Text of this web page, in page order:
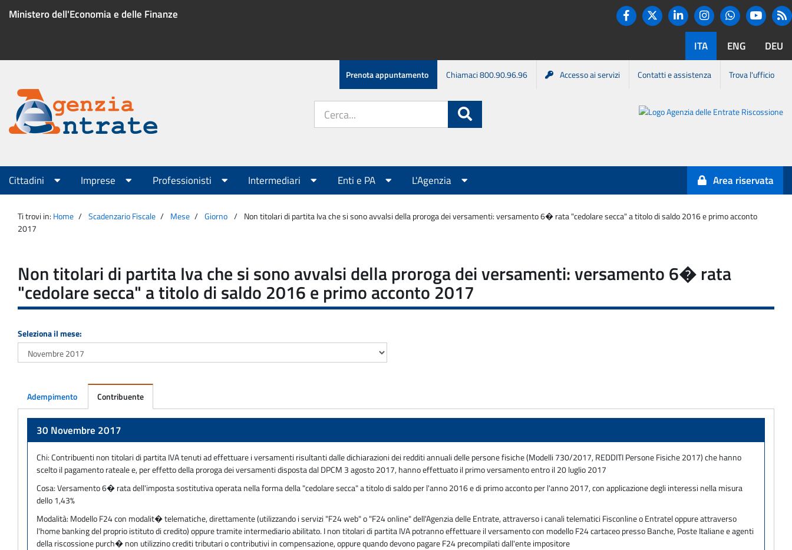
Ministero dell'Economia e delle Finanze
Twitter
LinkedinInstagram
ITA ENG DEU
Menu
servizio
Prenota appuntamento Chiamaci 800.90.96.96 Accesso ai servizi Contatti e assistenza Trova l'ufficio
Agenzia
Entrate
sito:
Agenzia
Entrate-
Riscossione
Menu
principale
Cittadini Imprese Professionisti Intermediari Enti e PA L'Agenzia Area riservata
Ti trovi in: Home Scadenzario Fiscale Mese Giorno
Non titolari di partita Iva che si sono avvalsi della proroga dei versamenti: versamento 6� rata "cedolare secca" a titolo di saldo 2016 e primo acconto
2017
Non titolari di partita Iva che si sono avvalsi della proroga dei versamenti: versamento 6� rata
"cedolare secca" a titolo di saldo 2016 e primo acconto 2017
Seleziona il mese:
Adempimento Contribuente
30 Novembre 2017
Chi:Contribuenti non titolari di partita IVA tenuti ad effettuare i versamenti risultanti dalle dichiarazioni dei redditi annuali delle persone fisiche (Modelli 730/2017, REDDITI Persone Fisiche 2017) che hanno
scelto il pagamento rateale e, per effetto della proroga dei versamenti disposta dal DPCM 3 agosto 2017, hanno effettuato il primo versamento entro il 20 luglio 2017
Cosa:Versamento 6� rata dell'imposta sostitutiva operata nella forma della "cedolare secca" a titolo di saldo per l'anno 2016 e di primo acconto per l'anno 2017, con applicazione degli interessi nella misura
dello 1,43%
Modalità: Modello F24 con modalit� telematiche, direttamente (utilizzando i servizi "F24 web" o "F24 online" dell'Agenzia delle Entrate, attraverso i canali telematici Fisconline o Entratel oppure attraverso
l'home banking del proprio istituto di credito) oppure tramite intermediario abilitato. I non titolari di partita IVA potranno effettuare il versamento con modello F24 cartaceo presso Banche, Poste Italiane e agenti
della riscossione purch� non utilizzino crediti tributari o contributivi in compensazione, oppure quando devono pagare F24 precompilati dall'ente impositore